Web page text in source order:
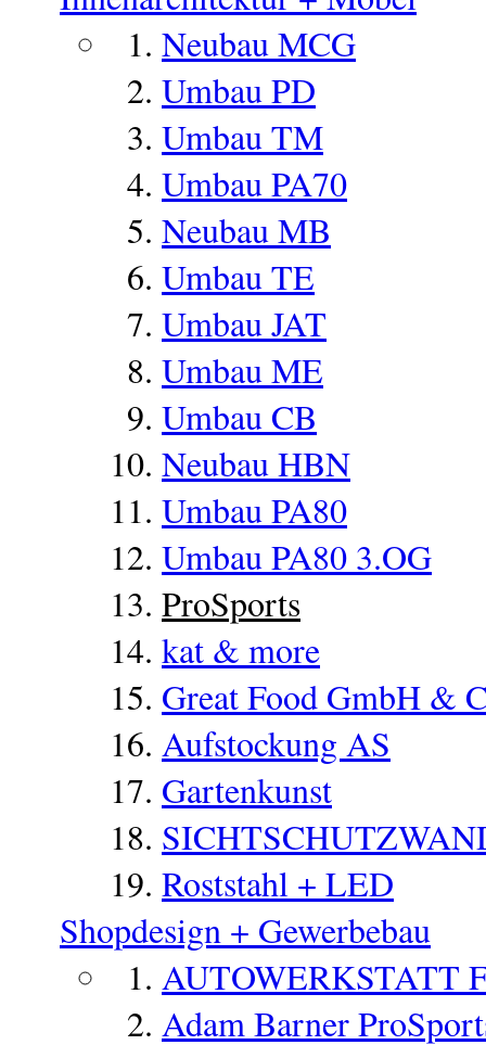
Neubau MCG
Umbau PD
Umbau TM
Umbau PA70
Neubau MB
Umbau TE
Umbau JAT
Umbau ME
Umbau CB
Neubau HBN
Umbau PA80
Umbau PA80 3.OG
ProSports
kat & more
Great Food GmbH &
Aufstockung AS
Gartenkunst
Roststahl + LED
Shopdesign + Gewerbebau
AUTOWERKSTATT
Adam Barner